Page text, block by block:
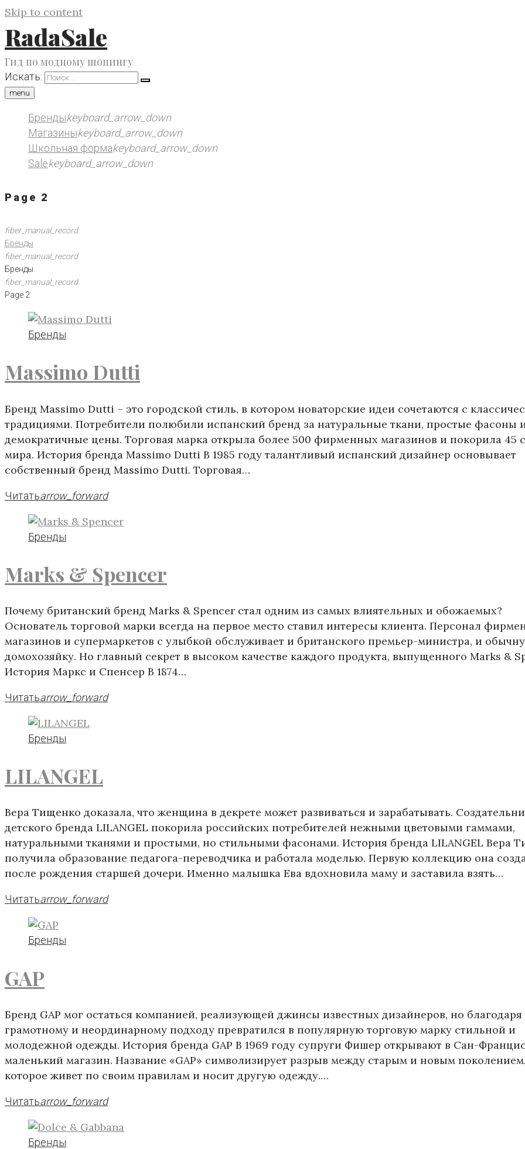
Skip to content
RadaSale
Гид по модному шопингу
Искать:
menu
Брендыkeyboard_arrow_down
Магазиныkeyboard_arrow_down
Школьная формаkeyboard_arrow_down
Salekeyboard_arrow_down
Page 2
fiber_manual_record
Бренды
fiber_manual_record
Бренды
fiber_manual_record
Page 2
Бренды
Massimo Dutti
Бренд Massimo Dutti – это городской стиль, в котором новаторские идеи сочетаются с
традициями. Потребители полюбили испанский бренд за натуральные ткани, простые фасоны
демократичные цены. Торговая марка открыла более 500 фирменных магазинов и покорила 45
мира. История бренда Massimo Dutti В 1985 году талантливый испанский дизайнер основывает
собственный бренд Massimo Dutti. Торговая…
Читатьarrow_forward
Бренды
Marks & Spencer
Почему британский бренд Marks & Spencer стал одним из самых влиятельных и обожаемых?
Основатель торговой марки всегда на первое место ставил интересы клиента. Персонал
магазинов и супермаркетов с улыбкой обслуживает и британского премьер-министра, и
домохозяйку. Но главный секрет в высоком качестве каждого продукта, выпущенного Marks &
История Маркc и Спенсер В 1874…
Читатьarrow_forward
Бренды
LILANGEL
Вера Тищенко доказала, что женщина в декрете может развиваться и зарабатывать.
детского бренда LILANGEL покорила российских потребителей нежными цветовыми гаммами,
натуральными тканями и простыми, но стильными фасонами. История бренда LILANGEL Вера
получила образование педагога-переводчика и работала моделью. Первую коллекцию она
после рождения старшей дочери. Именно малышка Ева вдохновила маму и заставила взять…
Читатьarrow_forward
Бренды
GAP
Бренд GAP мог остаться компанией, реализующей джинсы известных дизайнеров, но благодаря
грамотному и неординарному подходу превратился в популярную торговую марку стильной и
молодежной одежды. История бренда GAP В 1969 году супруги Фишер открывают в Сан-
маленький магазин. Название «GAP» символизирует разрыв между старым и новым поколением,
которое живет по своим правилам и носит другую одежду.…
Читатьarrow_forward
Бренды